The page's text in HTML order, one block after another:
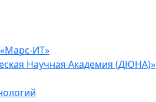
ИТ»
Научная Академия (ДЮНА)»